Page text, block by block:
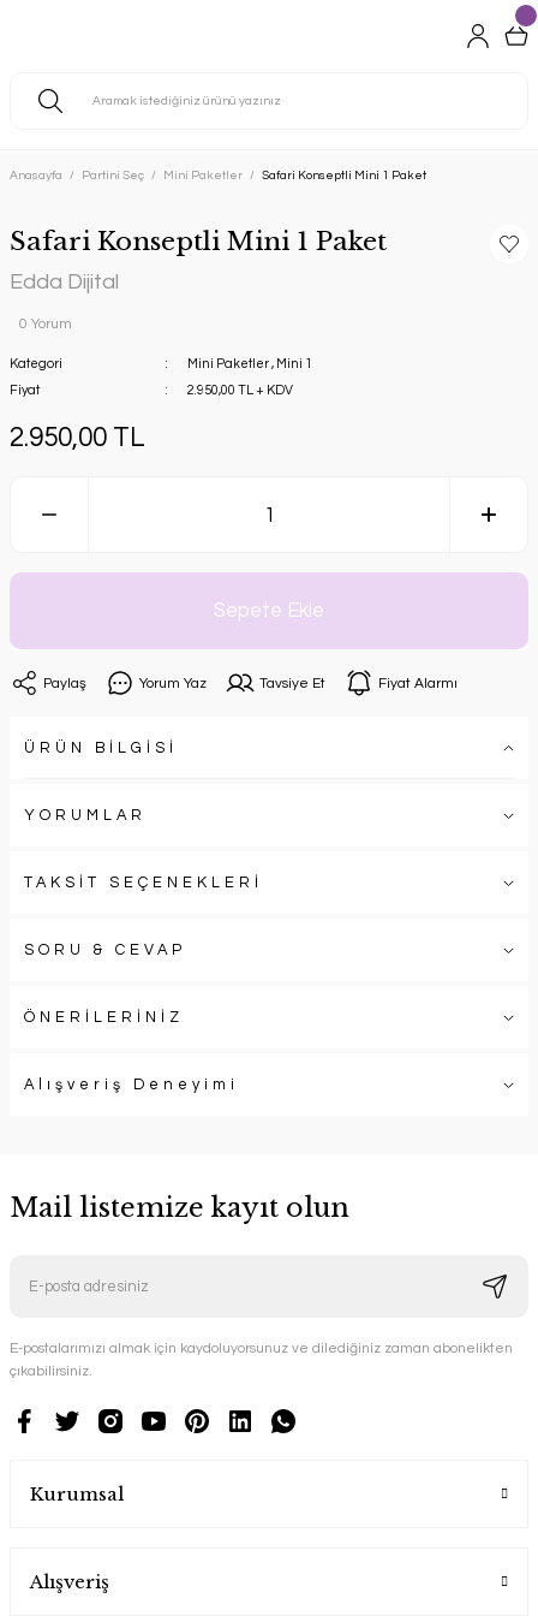
Anasayfa Partini Seç Mini Paketler Safari Konseptli Mini 1 Paket
Safari Konseptli Mini 1 Paket
Edda Dijital
0 Yorum
Kategori Mini Paketler , Mini 1
Fiyat
2.950,00 TL + KDV
2.950,00 TL
Sepete Ekle
Paylaş Yorum Yaz Tavsiye Et Fiyat Alarmı
ÜRÜN BİLGİSİ
YORUMLAR
TAKSİT SEÇENEKLERİ
SORU & CEVAP
ÖNERİLERİNİZ
Alışveriş Deneyimi
Mail listemize kayıt olun
E-postalarımızı almak için kaydoluyorsunuz ve dilediğiniz zaman abonelikten
çıkabilirsiniz.
Kurumsal
Alışveriş